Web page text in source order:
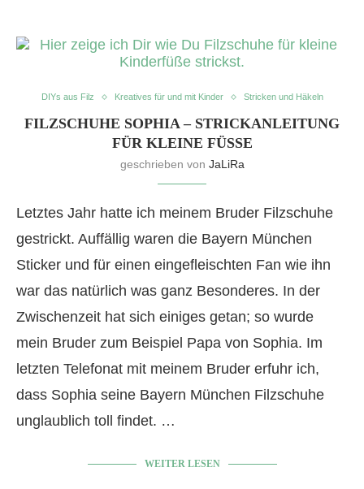
DIYs aus Filz Kreatives für und mit Kinder Stricken und Häkeln
FILZSCHUHE SOPHIA – STRICKANLEITUNG
FÜR KLEINE FÜSSE
geschrieben von JaLiRa
Letztes Jahr hatte ich meinem Bruder Filzschuhe
gestrickt. Auffällig waren die Bayern München
Sticker und für einen eingefleischten Fan wie ihn
war das natürlich was ganz Besonderes. In der
Zwischenzeit hat sich einiges getan; so wurde
mein Bruder zum Beispiel Papa von Sophia. Im
letzten Telefonat mit meinem Bruder erfuhr ich,
dass Sophia seine Bayern München Filzschuhe
unglaublich toll findet. …
WEITER LESEN